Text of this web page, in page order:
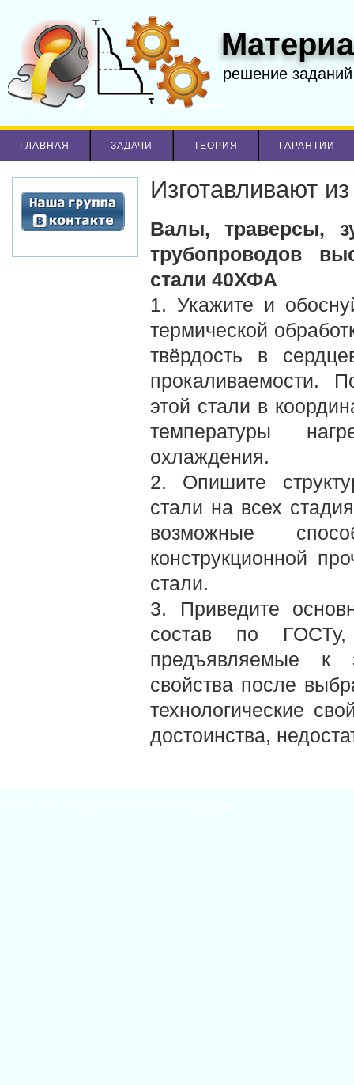
решение
ГЛАВНАЯ ЗАДАЧИ ТЕОРИЯ ГАРАНТИИ
Изготавливают
Валы, траверсы,
трубопроводов
стали 40ХФA
1. Укажите и
термической
твёрдость в
прокаливаемости.
этой стали в
температуры
охлаждения.
2. Опишите
стали на всех
возможные
конструкционной
стали.
3. Приведите
состав по ГОСТу,
предъявляемые к
свойства после
технологические
достоинства,